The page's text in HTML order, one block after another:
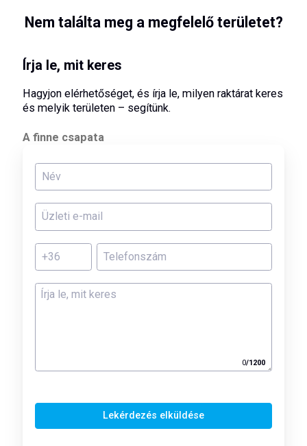
Nem találta meg a megfelelő területet?
Írja le, mit keres
Hagyjon elérhetőséget, és írja le, milyen raktárat keres
és melyik területen – segítünk.
A finne csapata
0/1200
Lekérdezés elküldése